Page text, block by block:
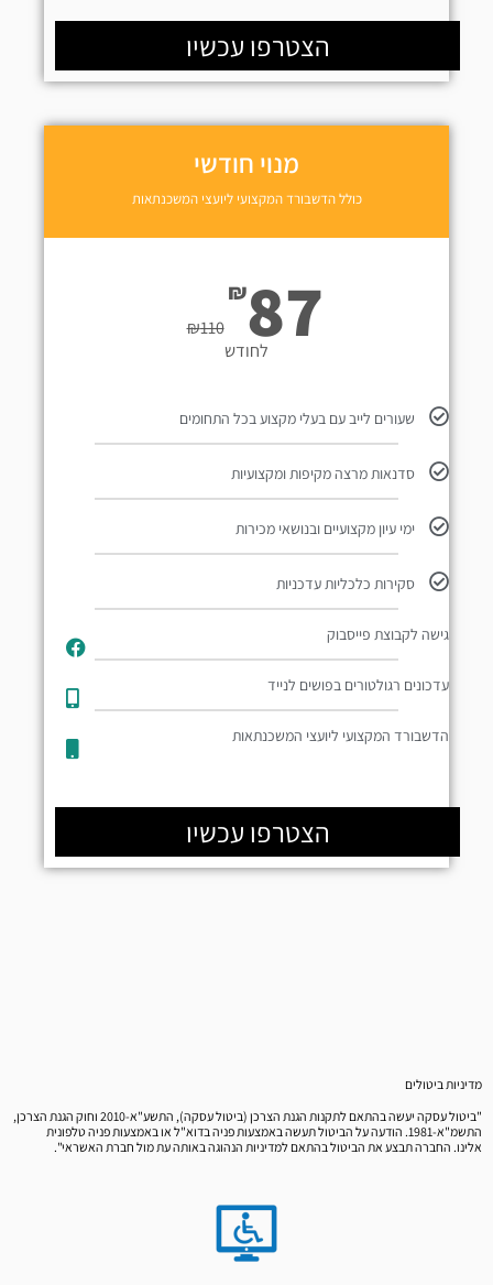
מנוי חודשי
כולל הדשבורד המקצועי ליועצי המשכנתאות
₪110
₪87לחודש
שעורים לייב עם בעלי מקצוע בכל התחומים
סדנאות מרצה מקיפות ומקצועיות
ימי עיון מקצועיים ובנושאי מכירות
סקירות כלכליות עדכניות
גישה לקבוצת פייסבוק
עדכונים רגולטורים בפושים לנייד​
הדשבורד המקצועי ליועצי המשכנתאות
הצטרפו עכשיו
הצטרפו עכשיו
מדיניות ביטולים
"ביטול עסקה יעשה בהתאם לתקנות הגנת הצרכן (ביטול עסקה), התשע"א-2010 וחוק הגנת הצרכן,
התשמ"א-1981. הודעה על הביטול תעשה באמצעות פניה בדוא"ל או באמצעות פניה טלפונית
אלינו. החברה תבצע את הביטול בהתאם למדיניות הנהוגה באותה עת מול חברת האשראי".